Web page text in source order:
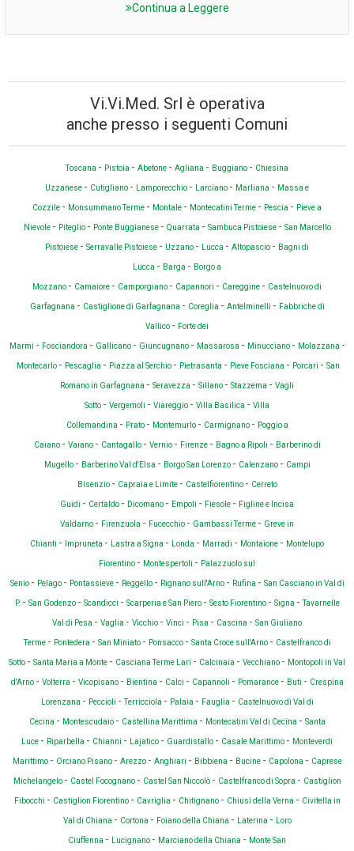
Continua a Leggere
Vi.Vi.Med. Srl è operativa
anche presso i seguenti Comuni
Toscana - Pistoia - Abetone - Agliana - Buggiano - Chiesina
Uzzanese - Cutigliano - Lamporecchio - Larciano - Marliana - Massa e
Cozzile - Monsummano Terme - Montale - Montecatini Terme - Pescia - Pieve a
Nievole - Piteglio - Ponte Buggianese - Quarrata - Sambuca Pistoiese - San Marcello
Pistoiese - Serravalle Pistoiese - Uzzano - Lucca - Altopascio - Bagni di
Lucca - Barga - Borgo a
Mozzano - Camaiore - Camporgiano - Capannori - Careggine - Castelnuovo di
Garfagnana - Castiglione di Garfagnana - Coreglia - Antelminelli - Fabbriche di
Vallico - Forte dei
Marmi - Fosciandora - Gallicano - Giuncugnano - Massarosa - Minucciano - Molazzana -
Montecarlo - Pescaglia - Piazza al Serchio - Pietrasanta - Pieve Fosciana - Porcari - San
Romano in Garfagnana - Seravezza - Sillano - Stazzema - Vagli
Sotto - Vergemoli - Viareggio - Villa Basilica - Villa
Collemandina - Prato - Montemurlo - Carmignano - Poggio a
Caiano - Vaiano - Cantagallo - Vernio - Firenze - Bagno a Ripoli - Barberino di
Mugello - Barberino Val d'Elsa - Borgo San Lorenzo - Calenzano - Campi
Bisenzio - Capraia e Limite - Castelfiorentino - Cerreto
Guidi - Certaldo - Dicomano - Empoli - Fiesole - Figline e Incisa
Valdarno - Firenzuola - Fucecchio - Gambassi Terme - Greve in
Chianti - Impruneta - Lastra a Signa - Londa - Marradi - Montaione - Montelupo
Fiorentino - Montespertoli - Palazzuolo sul
Senio - Pelago - Pontassieve - Reggello - Rignano sull'Arno - Rufina - San Casciano in Val di
P. - San Godenzo - Scandicci - Scarperia e San Piero - Sesto Fiorentino - Signa -Tavarnelle
Val di Pesa - Vaglia - Vicchio - Vinci - Pisa - Cascina - San Giuliano
Terme - Pontedera - San Miniato - Ponsacco - Santa Croce sull'Arno - Castelfranco di
Sotto - Santa Maria a Monte - Casciana Terme Lari - Calcinaia - Vecchiano - Montopoli in Val
d'Arno - Volterra - Vicopisano - Bientina - Calci - Capannoli - Pomarance - Buti - Crespina
Lorenzana - Peccioli -Terricciola - Palaia - Fauglia - Castelnuovo di Val di
Cecina - Montescudaio - Castellina Marittima - Montecatini Val di Cecina - Santa
Luce - Riparbella - Chianni - Lajatico - Guardistallo - Casale Marittimo - Monteverdi
Marittimo - Orciano Pisano - Arezzo - Anghiari - Bibbiena - Bucine - Capolona - Caprese
Michelangelo - Castel Focognano - Castel San Niccolò - Castelfranco di Sopra - Castiglion
Fibocchi - Castiglion Fiorentino - Cavriglia - Chitignano - Chiusi della Verna - Civitella in
Val di Chiana - Cortona - Foiano della Chiana - Laterina - Loro
Ciuffenna - Lucignano - Marciano della Chiana - Monte San